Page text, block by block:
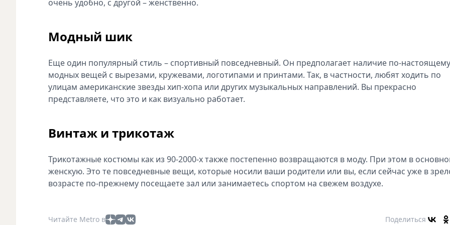
очень удобно, с другой – женственно.
Модный шик
Еще один популярный стиль – спортивный повседневный. Он предполагает наличие по-настоящему
модных вещей с вырезами, кружевами, логотипами и принтами. Так, в частности, любят ходить по
улицам американские звезды хип-хопа или других музыкальных направлений. Вы прекрасно
представляете, что это и как визуально работает.
Винтаж и трикотаж
Трикотажные костюмы как из 90-2000-х также постепенно возвращаются в моду. При этом в
женскую. Это те повседневные вещи, которые носили ваши родители или вы, если сейчас уже в
возрасте по-прежнему посещаете зал или занимаетесь спортом на свежем воздухе.
Читайте Metro в Поделиться